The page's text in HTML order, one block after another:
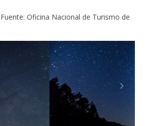
Oficina Nacional de Turismo de
Next